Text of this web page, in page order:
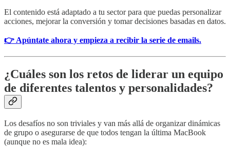
El contenido está adaptado a tu sector para que puedas personalizar
acciones, mejorar la conversión y tomar decisiones basadas en datos.
👉 Apúntate ahora y empieza a recibir la serie de emails.
¿Cuáles son los retos de liderar un equipo
de diferentes talentos y personalidades?
Los desafíos no son triviales y van más allá de organizar dinámicas
de grupo o asegurarse de que todos tengan la última MacBook
(aunque no es mala idea):